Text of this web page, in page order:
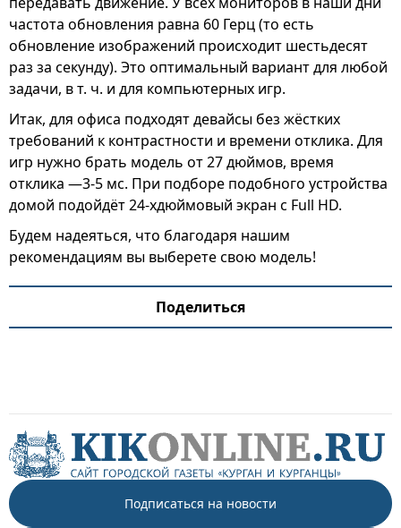
частота обновления равна 60 Герц (то есть
обновление изображений происходит шестьдесят
раз за секунду). Это оптимальный вариант для любой
задачи, в т. ч. и для компьютерных игр.
Итак, для офиса подходят девайсы без жёстких
требований к контрастности и времени отклика. Для
игр нужно брать модель от 27 дюймов, время
отклика —3-5 мс. При подборе подобного устройства
домой подойдёт 24-хдюймовый экран с Full HD.
Будем надеяться, что благодаря нашим
рекомендациям вы выберете свою модель!
Поделиться
Подписаться на новости